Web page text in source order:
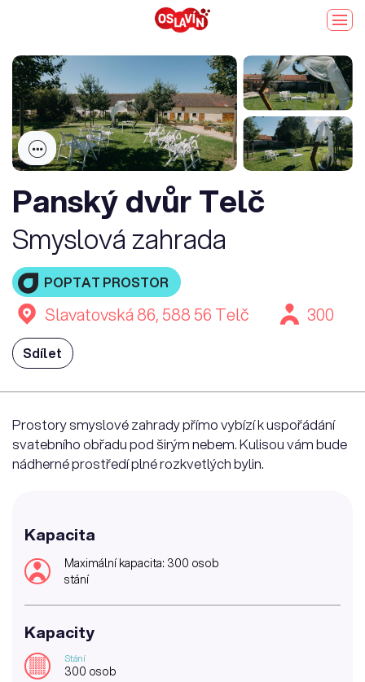
Panský dvůr Telč
Smyslová zahrada
POPTAT PROSTOR
Slavatovská 86, 588 56 Telč 300
Sdílet
Prostory smyslové zahrady přímo vybízí k uspořádání
svatebního obřadu pod širým nebem. Kulisou vám bude
nádherné prostředí plné rozkvetlých bylin.
Kapacita
Maximální kapacita: 300 osob
stání
Kapacity
Stání
300 osob